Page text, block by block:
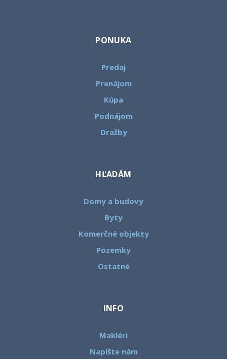
PONUKA
Predaj
Prenájom
Kúpa
Podnájom
Dražby
HĽADÁM
Domy a budovy
Byty
Komerčné objekty
Pozemky
Ostatné
INFO
Makléri
Napíšte nám